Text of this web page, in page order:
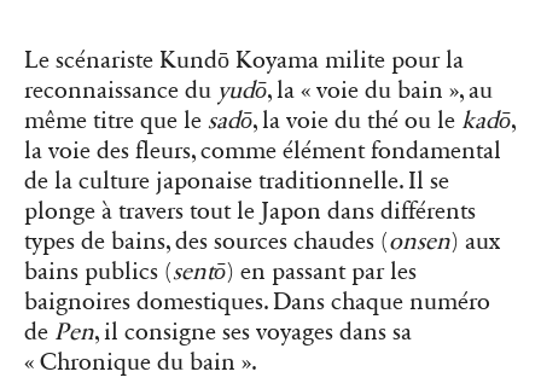
Le scénariste Kundō Koyama milite pour la
reconnaissance du yudō, la « voie du bain », au
même titre que le sadō, la voie du thé ou le kadō,
la voie des fleurs, comme élément fondamental
de la culture japonaise traditionnelle. Il se
plonge à travers tout le Japon dans différents
types de bains, des sources chaudes (onsen) aux
bains publics (sentō) en passant par les
baignoires domestiques. Dans chaque numéro
de Pen, il consigne ses voyages dans sa
« Chronique du bain ».